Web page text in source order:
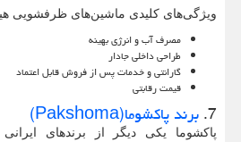
ویژگی‌های کلیدی ماشین‌های ظرفشویی
مصرف آب و انرژی بهینه
طراحی داخلی جادار
گارانتی و خدمات پس از فروش قابل اعتماد
قیمت رقابتی
7. برند پاکشوما(Pakshoma)
پاکشوما یکی دیگر از برندهای